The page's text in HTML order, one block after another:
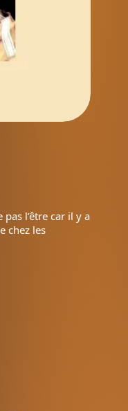
l’être car il y a
chez les